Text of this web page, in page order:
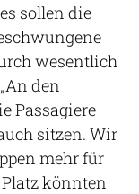
sollen die
wesentlich
den
Passagiere
sitzen. Wir
mehr für
könnten